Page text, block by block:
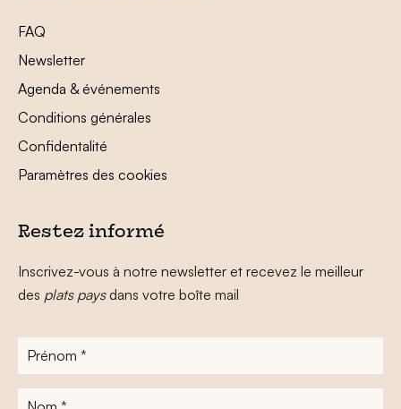
FAQ
Newsletter
Agenda & événements
Conditions générales
Confidentalité
Paramètres des cookies
Restez informé
Inscrivez-vous à notre newsletter et recevez le meilleur
des plats paysdans votre boîte mail
Prénom
Nom